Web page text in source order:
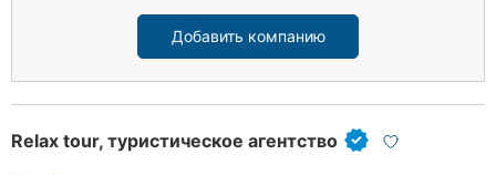
Добавить компанию
Relax tour, туристическое агентство